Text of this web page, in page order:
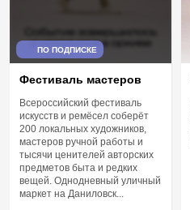
ПО ПОДПИСКЕ
Фестиваль мастеров
Всероссийский фестиваль
искусств и ремёсел соберёт
200 локальных художников,
мастеров ручной работы и
тысячи ценителей авторских
предметов быта и редких
вещей. Однодневный уличный
маркет на Даниловск...